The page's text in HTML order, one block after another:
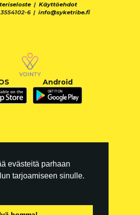
evästeitä parhaan
tarjoamiseen sinulle.
| Käyttöehdot
6 | info@syketribe.fi
Android